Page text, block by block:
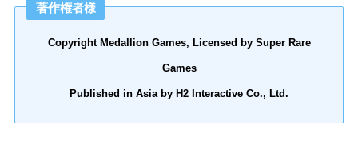
著作権者様
Copyright Medallion Games, Licensed by Super Rare
Games
Published in Asia by H2 Interactive Co., Ltd.